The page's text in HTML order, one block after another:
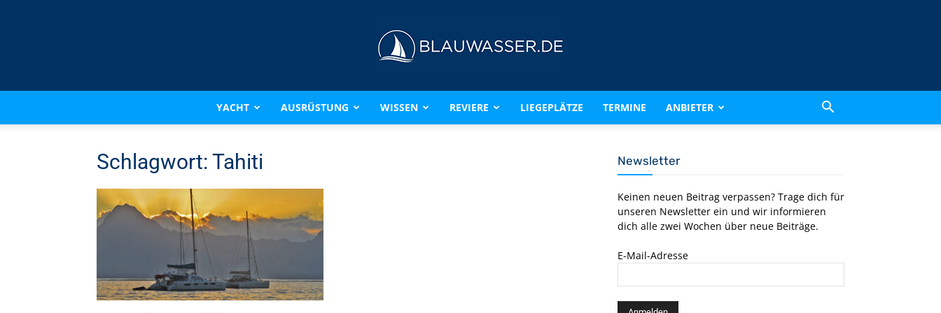
BLAUWASSER.DE
YACHT AUSRÜSTUNG WISSEN REVIERE LIEGEPLÄTZE TERMINE ANBIETER
Schlagwort: Tahiti Newsletter
Keinen neuen Beitrag verpassen? Trage dich für
unseren Newsletter ein und wir informieren
dich alle zwei Wochen über neue Beiträge.
E-Mail-Adresse